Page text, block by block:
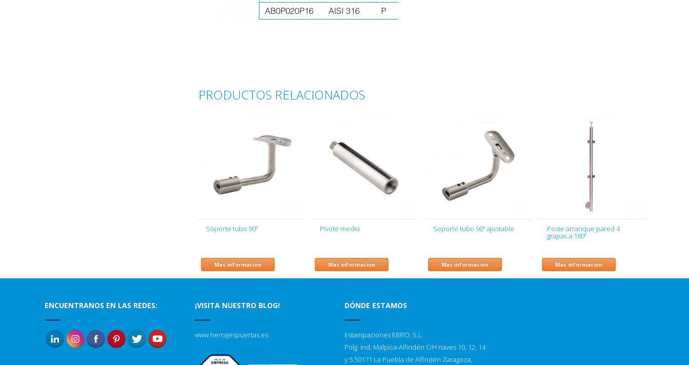
PRODUCTOS RELACIONADOS
Soporte tubo 90º
Mas informacion
Pivote medio
Mas informacion
Soporte tubo 90º ajustable
Mas informacion
Poste arranque pared 4
grapas a 180º
Mas informacion
ENCUENTRANOS EN LAS REDES: ¡VISITA NUESTRO BLOG!
www.herrajespuertas.es
DÓNDE ESTAMOS
Estampaciones EBRO, S.L.
Polg. Ind. Malpica-Alfindén C/H naves 10, 12, 14
y 5 50171 La Puebla de Alfindén Zaragoza,